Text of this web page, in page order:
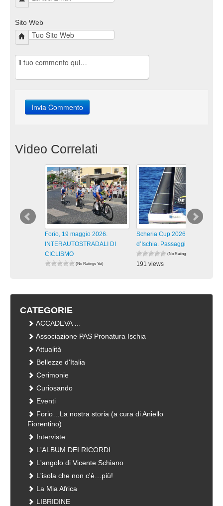
Sito Web
Video Correlati
Forio, 19 maggio 2026.
INTERAUTOSTRADALI DI
CICLISMO
(No Ratings Yet)
Scheria Cup 2026 Isola
d’Ischia. Passaggi lungo la
(No Ratings Yet)
191 views
CATEGORIE
ACCADEVA …
Associazione PAS Pronatura Ischia
Attualità
Bellezze d'Italia
Cerimonie
Curiosando
Eventi
Forio…La nostra storia (a cura di Aniello
Fiorentino)
Interviste
L'ALBUM DEI RICORDI
L'angolo di Vicente Schiano
L'isola che non c'è…più!
La Mia Africa
LIBRIDINE